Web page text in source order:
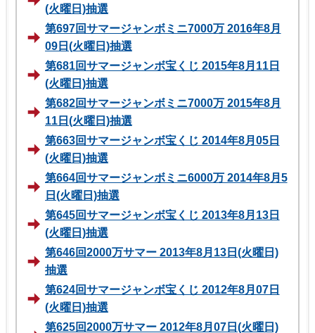
(火曜日)抽選
第697回サマージャンボミニ7000万 2016年8月
09日(火曜日)抽選
第681回サマージャンボ宝くじ 2015年8月11日
(火曜日)抽選
第682回サマージャンボミニ7000万 2015年8月
11日(火曜日)抽選
第663回サマージャンボ宝くじ 2014年8月05日
(火曜日)抽選
第664回サマージャンボミニ6000万 2014年8月5
日(火曜日)抽選
第645回サマージャンボ宝くじ 2013年8月13日
(火曜日)抽選
第646回2000万サマー 2013年8月13日(火曜日)
抽選
第624回サマージャンボ宝くじ 2012年8月07日
(火曜日)抽選
第625回2000万サマー 2012年8月07日(火曜日)